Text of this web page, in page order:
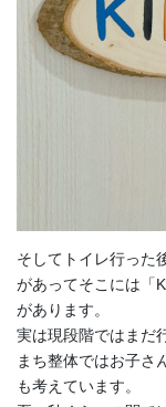
そしてトイレ行った
があってそこには「
があります。
実は現段階ではまだ
まち整体ではお子さ
も考えています。